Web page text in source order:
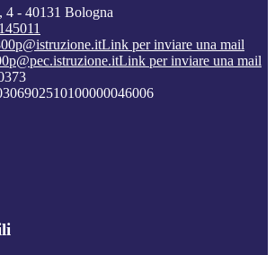
4 - 40131 Bologna
Link per inviare una mail
Link per inviare una mail